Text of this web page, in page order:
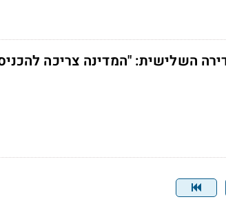
השלישית: "המדינה צריכה